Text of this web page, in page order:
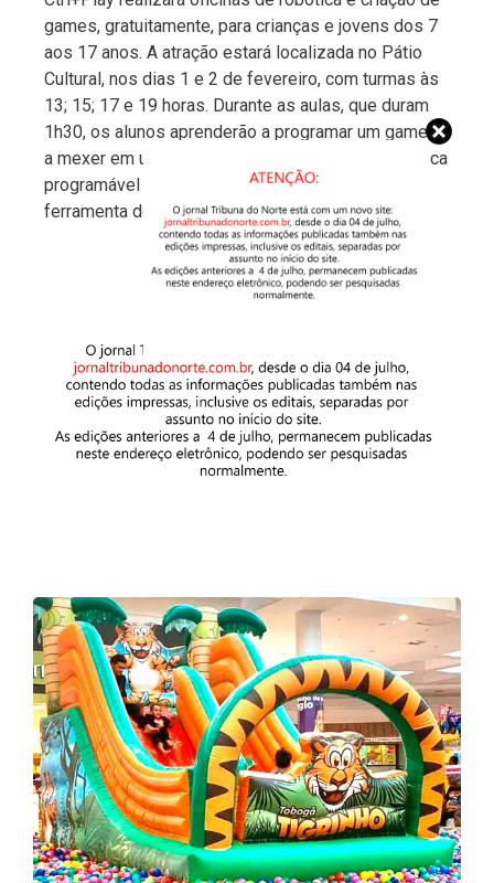
games, gratuitamente, para crianças e jovens dos 7
aos 17 anos. A atração estará localizada no Pátio
Cultural, nos dias 1 e 2 de fevereiro, com turmas às
13; 15; 17 e 19 horas. Durante as aulas, que duram
1h30, os alunos aprenderão a programar um game e
a mexer em uma Micro Bit, que é uma pequena placa
programável criada para ser utilizada como
ferramenta de estudo em salas de aula.